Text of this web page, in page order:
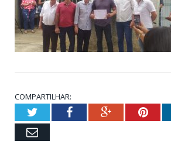
COMPARTILHAR:
TwitterFacebookGoogle+
Email